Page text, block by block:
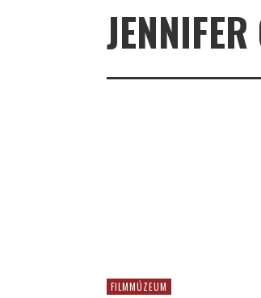
FILMMÚZEUM